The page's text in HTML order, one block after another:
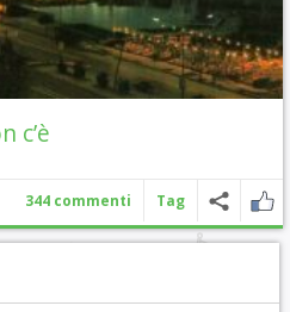
c’è
344 commenti Tag